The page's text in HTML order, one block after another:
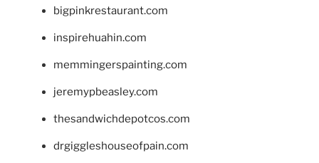
bigpinkrestaurant.com
inspirehuahin.com
memmingerspainting.com
jeremypbeasley.com
thesandwichdepotcos.com
drgiggleshouseofpain.com